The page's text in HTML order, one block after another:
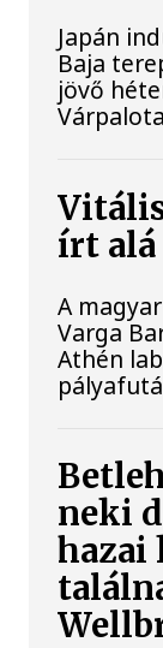
Japán
Baja
jövő
írt alá
A
Varga
Athén
neki
hazai